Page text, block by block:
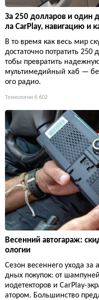
За 250 долларов и один
ла CarPlay, навигацию и
В то время как весь мир
достаточно потратить
тобы превратить
мультимедийный хаб —
ого радио.
Технологии 6 602
Весенний автогараж:
ологии
Сезон весеннего ухода за
дных покупок: от
иодетекторов и CarPlay-
атором. Большинство